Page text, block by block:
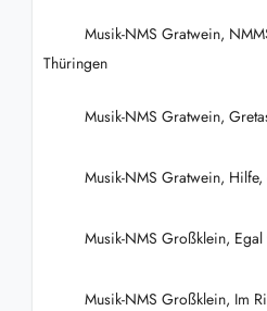
Musik-NMS Gratwein,
Thüringen
Musik-NMS Gratwein,
Musik-NMS Gratwein,
Musik-NMS Großklein,
Musik-NMS Großklein, Im